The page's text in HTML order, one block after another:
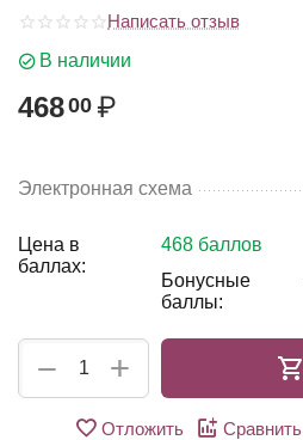
Написать отзыв
В наличии
46800 ₽
Электронная схема
Цена в
баллах:
468 баллов
Бонусные
баллы:
+
−
Отложить Сравнить